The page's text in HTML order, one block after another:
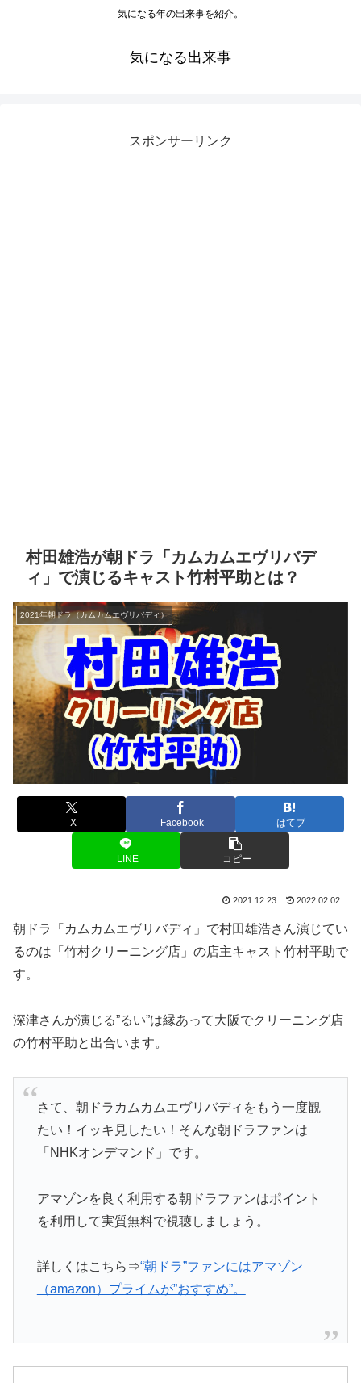
気になる年の出来事を紹介。
気になる出来事
スポンサーリンク
村田雄浩が朝ドラ「カムカムエヴリバデ
ィ」で演じるキャスト竹村平助とは？
2021年朝ドラ（カムカムエヴリバディ）
X Facebook はてブ
LINE コピー
2021.12.23 2022.02.02
朝ドラ「カムカムエヴリバディ」で村田雄浩さん演じてい
るのは「竹村クリーニング店」の店主キャスト竹村平助で
す。
深津さんが演じる”るい”は縁あって大阪でクリーニング店
の竹村平助と出合います。
さて、朝ドラカムカムエヴリバディをもう一度観
たい！イッキ見したい！そんな朝ドラファンは
「NHKオンデマンド」です。
アマゾンを良く利用する朝ドラファンはポイント
を利用して実質無料で視聴しましょう。
詳しくはこちら⇒“朝ドラ”ファンにはアマゾン
（amazon）プライムが”おすすめ”。